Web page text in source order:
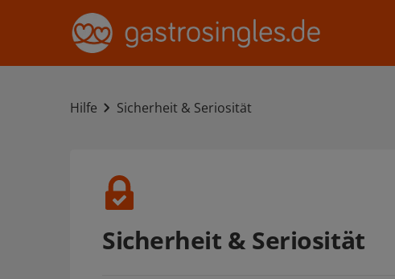
Hilfe Sicherheit & Seriosität
Sicherheit & Seriosität